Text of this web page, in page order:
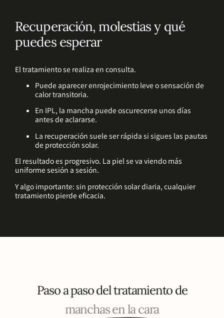
Recuperación, molestias y qué
puedes esperar
El tratamiento se realiza en consulta.
Puede aparecer enrojecimiento leve o sensación de
calor transitoria.
En IPL, la mancha puede oscurecerse unos días
antes de aclararse.
La recuperación suele ser rápida si sigues las pautas
de protección solar.
El resultado es progresivo. La piel se va viendo más
uniforme sesión a sesión.
Y algo importante: sin protección solar diaria, cualquier
tratamiento pierde eficacia.
Paso a paso del tratamiento de
manchas en la cara